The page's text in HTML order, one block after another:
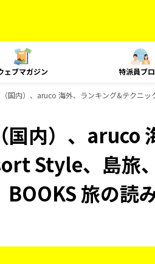
ェブマガジン 特派員ブ
国内）、aruco 海外、ランキング&テクニ
国内）、aruco
Style、島旅
旅の読